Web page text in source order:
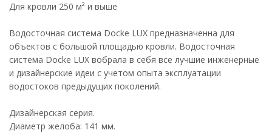
Для кровли 250 м² и выше
Водосточная система Docke LUX предназначенна для
объектов с большой площадью кровли. Водосточная
система Docke LUX вобрала в себя все лучшие инженерные
и дизайнерские идеи с учетом опыта эксплуатации
водостоков предыдущих поколений.
Дизайнерская серия.
Диаметр желоба: 141 мм.